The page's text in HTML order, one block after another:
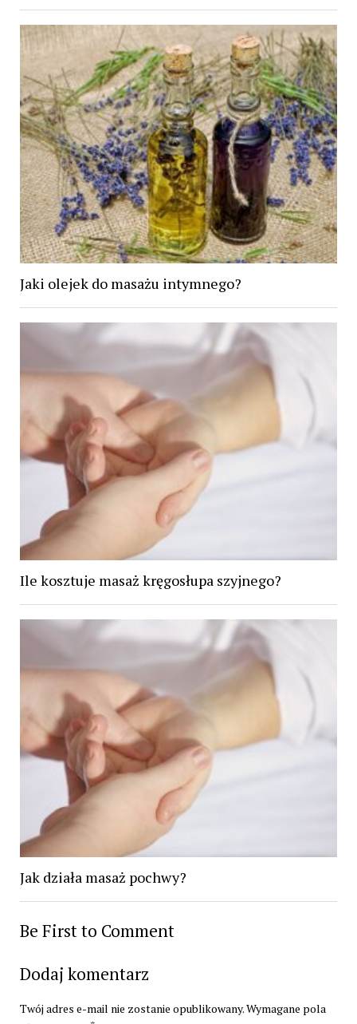
Jaki olejek do masażu intymnego?
Ile kosztuje masaż kręgosłupa szyjnego?
Jak działa masaż pochwy?
Be First to Comment
Dodaj komentarz
Twój adres e-mail nie zostanie opublikowany.Wymagane pola